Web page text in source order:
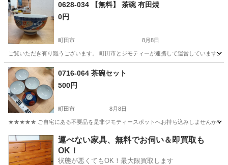
0628-034 【無料】 茶碗 有田焼
0円
町田市 8月8日
ご覧いただき有り難うございます。 町田市とジモティーが連携して運営していま
東京 町田市 リユース
0716-064 茶碗セット
500円
町田市 8月8日
★★★★★ ご自宅にある不要品を是非ジモティースポットへお持ち込みしませんか？
東京 町田市 食器 茶碗
運べない家具、無料でお伺い＆即買取も
OK！
状態が悪くてもOK！最大限買取します